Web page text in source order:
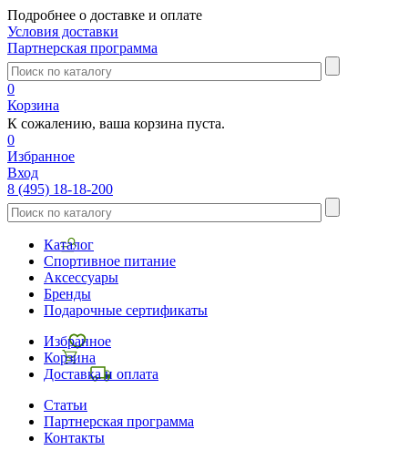
Подробнее о доставке и оплате
Условия доставки
Партнерская программа
0
Корзина
К сожалению, ваша корзина пуста.
0
Избранное
Вход
8 (495) 18-18-200
Каталог
Спортивное питание
Аксессуары
Бренды
Подарочные сертификаты
Избранное
Корзина
Доставка и оплата
Статьи
Партнерская программа
Контакты